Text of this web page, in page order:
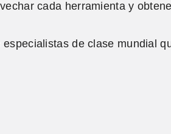
cada herramienta y
de clase mundial